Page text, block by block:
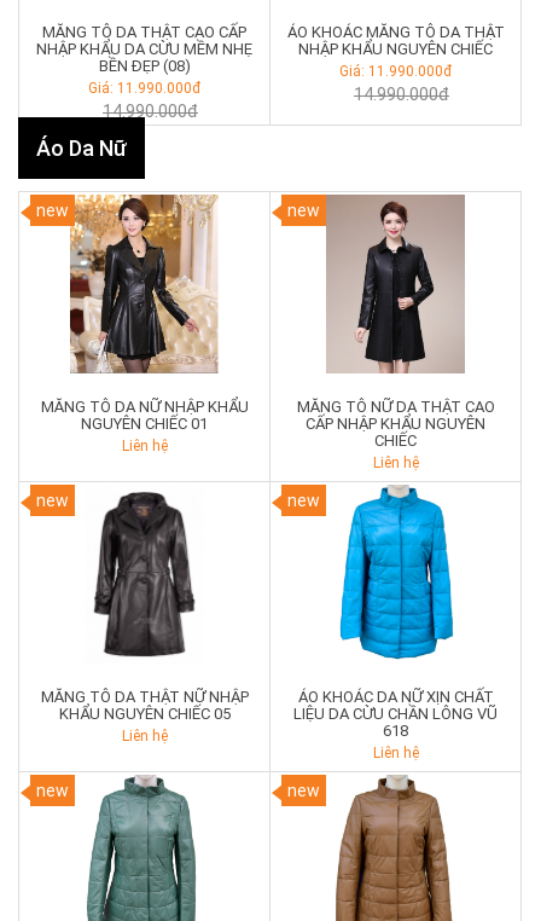
MĂNG TÔ DA THẬT CAO CẤP
NHẬP KHẨU DA CỪU MỀM NHẸ
BỀN ĐẸP (08)
Giá: 11.990.000đ
14.990.000đ
ÁO KHOÁC MĂNG TÔ DA THẬT
NHẬP KHẨU NGUYÊN CHIẾC
Giá: 11.990.000đ
14.990.000đ
Áo Da Nữ
new
MĂNG TÔ DA NỮ NHẬP KHẨU
NGUYÊN CHIẾC 01
Liên hệ
new
MĂNG TÔ NỮ DA THẬT CAO
CẤP NHẬP KHẨU NGUYÊN
CHIẾC
Liên hệ
new
MĂNG TÔ DA THẬT NỮ NHẬP
KHẨU NGUYÊN CHIẾC 05
Liên hệ
new
ÁO KHOÁC DA NỮ XỊN CHẤT
LIỆU DA CỪU CHẦN LÔNG VŨ
618
Liên hệ
new new